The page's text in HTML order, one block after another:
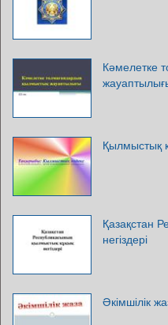
Кәмелетке
Қылмыстық
Қазақстан
негіздері
Әкімшілік